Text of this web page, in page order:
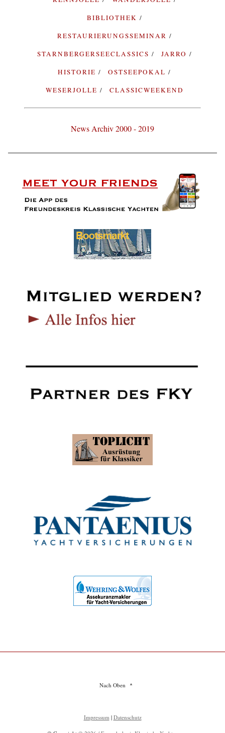
BIBLIOTHEK
RESTAURIERUNGSSEMINAR
STARNBERGERSEECLASSICS
JARRO
HISTORIE
OSTSEEPOKAL
WESERJOLLE
CLASSICWEEKEND
News Archiv 2000 - 2019
Nach Oben
Impressum | Datenschutz